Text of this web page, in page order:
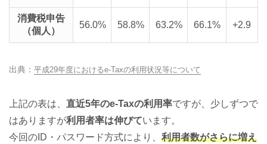
消費税申告
（個人）
56.0% 58.8% 63.2% 66.1% +2.9
平成29年度におけるe-Taxの利用状況等について
上記の表は、 直近5年のe-Taxの利用率ですが、少しずつで
はありますが利用者率は伸びています。
今回のID・パスワード方式により、 利用者数がさらに増え